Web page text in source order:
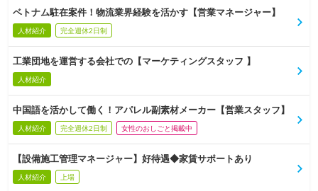
ベトナム駐在案件！物流業界経験を活かす【営業マネージャー】
人材紹介 完全週休2日制
工業団地を運営する会社での【マーケティングスタッフ 】
人材紹介
中国語を活かして働く！アパレル副素材メーカー【営業スタッフ】
人材紹介 完全週休2日制 女性のおしごと掲載中
【設備施工管理マネージャー】好待遇◆家賃サポートあり
人材紹介 上場